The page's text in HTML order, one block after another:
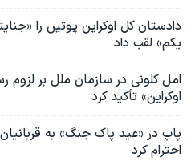
دادستان کل اوکراین پوتین را
یکم» لقب داد
امل کلونی در سازمان ملل بر لزوم
اوکراین» تأکید کرد
پاپ در «عید پاک جنگ» به
احترام کرد